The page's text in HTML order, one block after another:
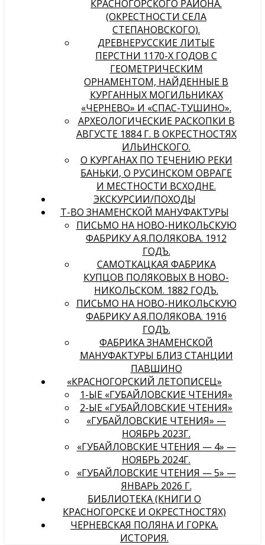
КРАСНОГОРСКОГО РАЙОНА.
(ОКРЕСТНОСТИ СЕЛА
СТЕПАНОВСКОГО).
ДРЕВНЕРУССКИЕ ЛИТЫЕ
ПЕРСТНИ 1170-Х ГОДОВ С
ГЕОМЕТРИЧЕСКИМ
ОРНАМЕНТОМ, НАЙДЕННЫЕ В
КУРГАННЫХ МОГИЛЬНИКАХ
«ЧЕРНЕВО» И «СПАС-ТУШИНО».
АРХЕОЛОГИЧЕСКИЕ РАСКОПКИ В
АВГУСТЕ 1884 Г. В ОКРЕСТНОСТЯХ
ИЛЬИНСКОГО.
О КУРГАНАХ ПО ТЕЧЕНИЮ РЕКИ
БАНЬКИ, О РУСИНСКОМ ОВРАГЕ
И МЕСТНОСТИ ВСХОДНЕ.
ЭКСКУРСИИ/ПОХОДЫ
Т-ВО ЗНАМЕНСКОЙ МАНУФАКТУРЫ
ПИСЬМО НА НОВО-НИКОЛЬСКУЮ
ФАБРИКУ А.Я.ПОЛЯКОВА. 1912
ГОДЪ.
САМОТКАЦКАЯ ФАБРИКА
КУПЦОВ ПОЛЯКОВЫХ В НОВО-
НИКОЛЬСКОМ. 1882 ГОДЪ.
ПИСЬМО НА НОВО-НИКОЛЬСКУЮ
ФАБРИКУ А.Я.ПОЛЯКОВА. 1916
ГОДЪ.
ФАБРИКА ЗНАМЕНСКОЙ
МАНУФАКТУРЫ БЛИЗ СТАНЦИИ
ПАВШИНО
«КРАСНОГОРСКИЙ ЛЕТОПИСЕЦ»
1-ЫЕ «ГУБАЙЛОВСКИЕ ЧТЕНИЯ»
2-ЫЕ «ГУБАЙЛОВСКИЕ ЧТЕНИЯ»
«ГУБАЙЛОВСКИЕ ЧТЕНИЯ» —
НОЯБРЬ 2023Г.
«ГУБАЙЛОВСКИЕ ЧТЕНИЯ — 4» —
НОЯБРЬ 2024Г.
«ГУБАЙЛОВСКИЕ ЧТЕНИЯ — 5» —
ЯНВАРЬ 2026 Г.
БИБЛИОТЕКА (КНИГИ О
КРАСНОГОРСКЕ И ОКРЕСТНОСТЯХ)
ЧЕРНЕВСКАЯ ПОЛЯНА И ГОРКА.
ИСТОРИЯ.